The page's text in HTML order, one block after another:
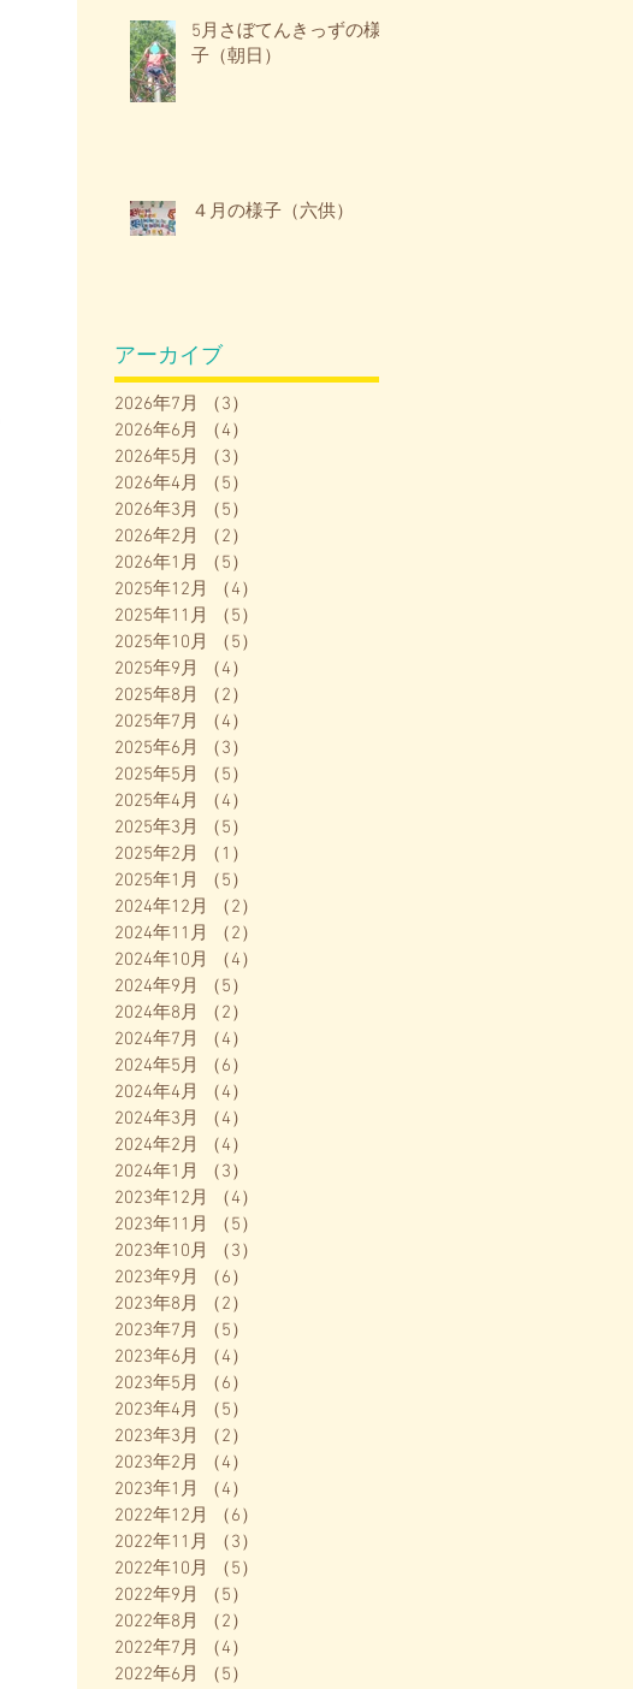
5月さぼてんきっずの様
子（朝日）
４月の様子（六供）
アーカイブ
2026年7月 （3）
2026年6月
（4）
2026年5月
（3）
2026年4月
（5）
2026年3月
（5）
2026年2月
（2）
2026年1月
（5）
2025年12月
（4）
2025年11月
（5）
2025年10月
（5）
2025年9月
（4）
2025年8月
（2）
2025年7月
（4）
2025年6月
（3）
2025年5月
（5）
2025年4月
（4）
2025年3月
（5）
2025年2月
（1）
2025年1月
（5）
2024年12月
（2）
2024年11月
（2）
2024年10月
（4）
2024年9月
（5）
2024年8月
（2）
2024年7月
（4）
2024年5月
（6）
2024年4月
（4）
2024年3月
（4）
2024年2月
（4）
2024年1月
（3）
2023年12月
（4）
2023年11月
（5）
2023年10月
（3）
2023年9月
（6）
2023年8月
（2）
2023年7月
（5）
2023年6月
（4）
2023年5月
（6）
2023年4月
（5）
2023年3月
（2）
2023年2月
（4）
2023年1月
（4）
2022年12月
（6）
2022年11月
（3）
2022年10月
（5）
2022年9月
（5）
2022年8月
（2）
2022年7月
（4）
2022年6月
（5）